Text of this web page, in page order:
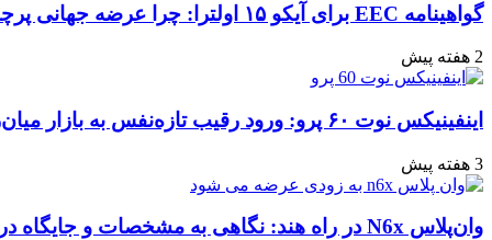
گواهینامه EEC برای آیکو ۱۵ اولترا: چرا عرضه جهانی پرچمدار جدید قطعی به نظر می‌رسد؟
2 هفته پیش
اینفینیکس نوت ۶۰ پرو: ورود رقیب تازه‌نفس به بازار میان‌رده هند
3 هفته پیش
وان‌پلاس N6x در راه هند: نگاهی به مشخصات و جایگاه در بازار